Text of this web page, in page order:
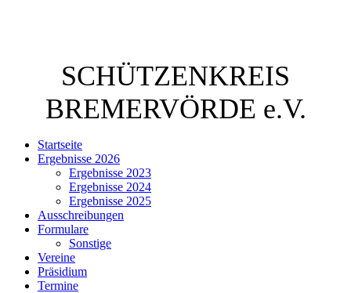
SCHÜTZENKREIS
BREMERVÖRDE e.V.
Startseite
Ergebnisse 2026
Ergebnisse 2023
Ergebnisse 2024
Ergebnisse 2025
Ausschreibungen
Formulare
Sonstige
Vereine
Präsidium
Termine